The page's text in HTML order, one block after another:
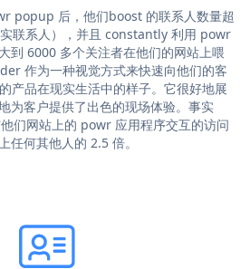
popup 后，他们boost 的联系人数量超
联系人），并且 constantly 利用 powr
到 6000 多个关注者在他们的网站上喂
作为一种视觉方式来快速向他们的客
产品在现实生活中的样子。它很好地展
为客户提供了出色的现场体验。事实
们网站上的 powr 应用程序交互的访问
任何其他人的 2.5 倍。